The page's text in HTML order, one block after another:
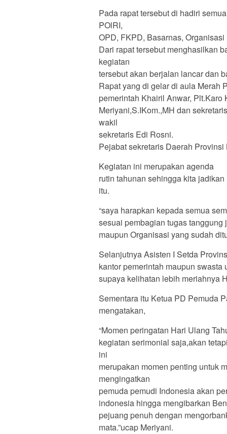
Pada rapat tersebut di hadiri
POlRI,
OPD, FKPD, Basarnas,
Dari rapat tersebut menghasilkan
kegiatan
tersebut akan berjalan lancar dan
Rapat yang di gelar di aula Merah
pemerintah Khairil Anwar, Plt.Karo
Meriyani,S.IKom.,MH dan
wakil
sekretaris Edi Rosni.
Pejabat sekretaris Daerah
Kegiatan ini merupakan agenda
rutin tahunan sehingga kita
itu.
“saya harapkan kepada semua
sesuai pembagian tugas
maupun Organisasi yang sudah
Selanjutnya Asisten I Setda
kantor pemerintah maupun
supaya kelihatan lebih meriahnya
Sementara itu Ketua PD Pemuda
mengatakan,
“Momen peringatan Hari Ulang
kegiatan serimonial saja,akan
ini
merupakan momen penting untuk
mengingatkan
pemuda pemudi Indonesia akan
indonesia hingga mengibarkan
pejuang penuh dengan
mata.”ucap Meriyani.